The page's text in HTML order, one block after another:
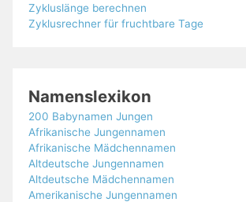
Zykluslänge berechnen
Zyklusrechner für fruchtbare Tage
Namenslexikon
200 Babynamen Jungen
Afrikanische Jungennamen
Afrikanische Mädchennamen
Altdeutsche Jungennamen
Altdeutsche Mädchennamen
Amerikanische Jungennamen